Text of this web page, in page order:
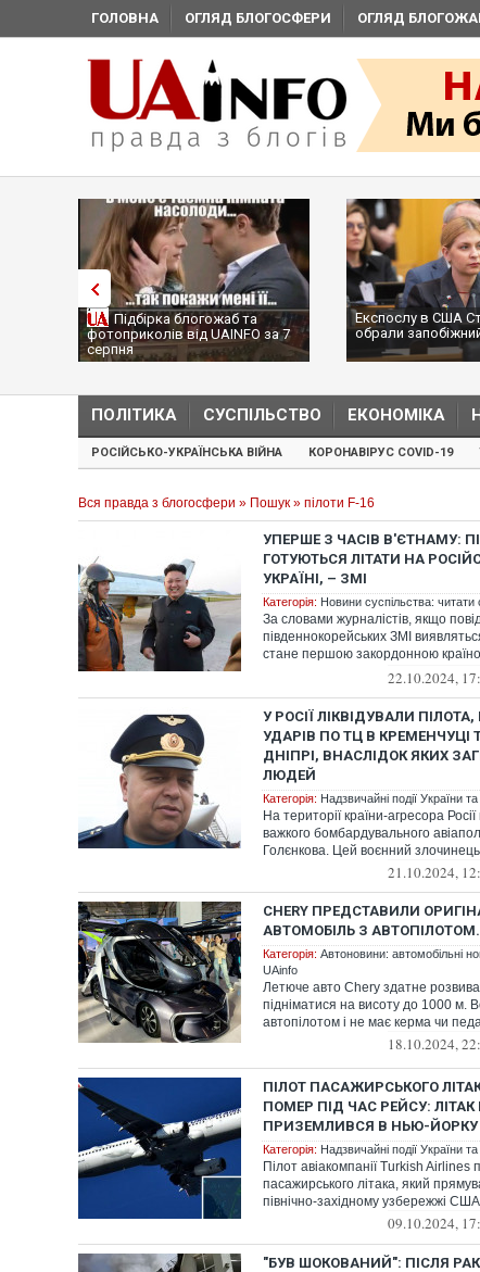
ГОЛОВНА ОГЛЯД БЛОГОСФЕРИ ОГЛЯД
Підбірка блогожаб та
фотоприколів від UAINFO за 7
серпня
Експослу в США
обрали
ПОЛІТИКА СУСПІЛЬСТВО ЕКОНОМІКА
РОСІЙСЬКО-УКРАЇНСЬКА ВІЙНА КОРОНАВІРУС COVID-19
Вся правда з блогосфери » Пошук » пілоти F-16
УПЕРШЕ З ЧАСІВ В'ЄТНАМУ:
ГОТУЮТЬСЯ ЛІТАТИ НА
УКРАЇНІ, – ЗМІ
Категорія: Новини суспільства: читати
За словами журналістів, якщо
південнокорейських ЗМІ
стане першою закордонною
22.10.2024,
У РОСІЇ ЛІКВІДУВАЛИ
УДАРІВ ПО ТЦ В КРЕМЕНЧУЦІ
ДНІПРІ, ВНАСЛІДОК ЯКИХ
ЛЮДЕЙ
Категорія: Надзвичайні події України та
На території країни-агресора
важкого бомбардувального
Голєнкова. Цей воєнний
21.10.2024,
CHERY ПРЕДСТАВИЛИ
АВТОМОБІЛЬ З
Категорія: Автоновини: автомобільні
UAinfo
Летюче авто Chery здатне
підніматися на висоту до 1000 м.
автопілотом і не має керма чи
18.10.2024,
ПІЛОТ ПАСАЖИРСЬКОГО
ПОМЕР ПІД ЧАС РЕЙСУ: ЛІТАК
ПРИЗЕМЛИВСЯ В НЬЮ-ЙОРКУ
Категорія: Надзвичайні події України та
Пілот авіакомпанії Turkish Airlines
пасажирського літака, який
північно-західному узбережжі
09.10.2024,
"БУВ ШОКОВАНИЙ": ПІСЛЯ